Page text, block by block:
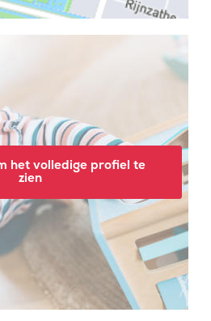
het volledige profiel te
zien